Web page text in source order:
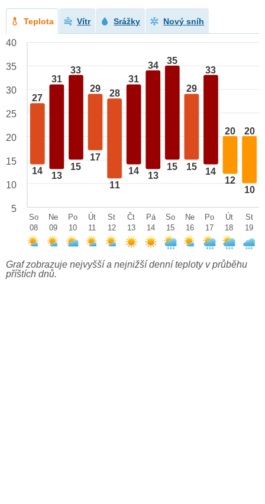
Teplota Vítr Srážky Nový sníh
27
14
31
13
33
15
29
17
28
11
31
14
34
13
35
15
29
15
33
14
20
12
20
10
40
35
30
25
20
15
10
5
So
08
Ne
09
Po
10
Út
11
St
12
Čt
13
Pá
14
So
15
Ne
16
Po
17
Út
18
St
19
Graf zobrazuje nejvyšší a nejnižší denní teploty v průběhu
příštích dnů.